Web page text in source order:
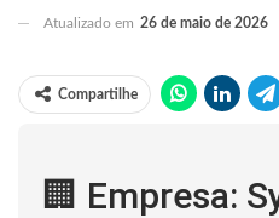
Atualizado em 26 de maio de 2026
Compartilhe
🏢 Empresa: